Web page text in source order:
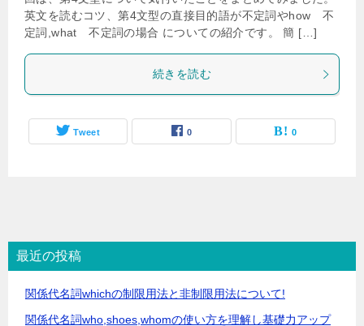
英文を読むコツ、第4文型の直接目的語が不定詞やhow 不
定詞,what 不定詞の場合 についての紹介です。 簡 […]
続きを読む
Tweet 0 0
最近の投稿
関係代名詞whichの制限用法と非制限用法について!
関係代名詞who,shoes,whomの使い方を理解し基礎力アップ